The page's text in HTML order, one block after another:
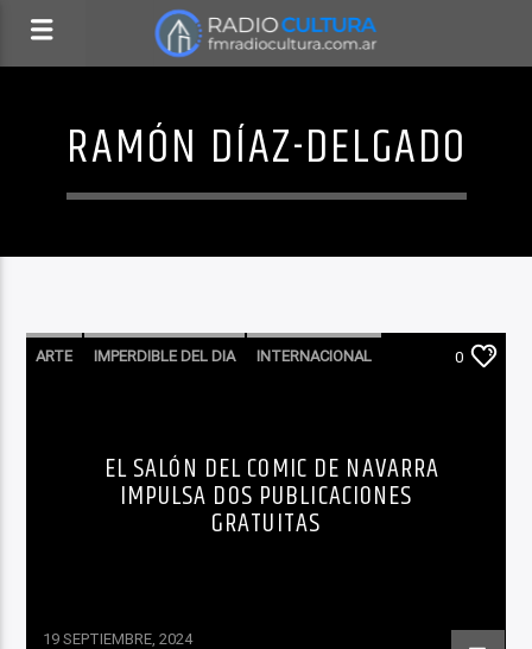
RAMÓN DÍAZ-DELGADO
ARTE IMPERDIBLE DEL DIA INTERNACIONAL 0
EL SALÓN DEL COMIC DE NAVARRA
IMPULSA DOS PUBLICACIONES
GRATUITAS
19 SEPTIEMBRE, 2024